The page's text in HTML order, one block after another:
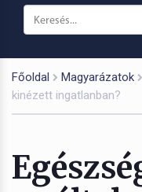
Főoldal Magyarázatok
kinézett ingatlanban?